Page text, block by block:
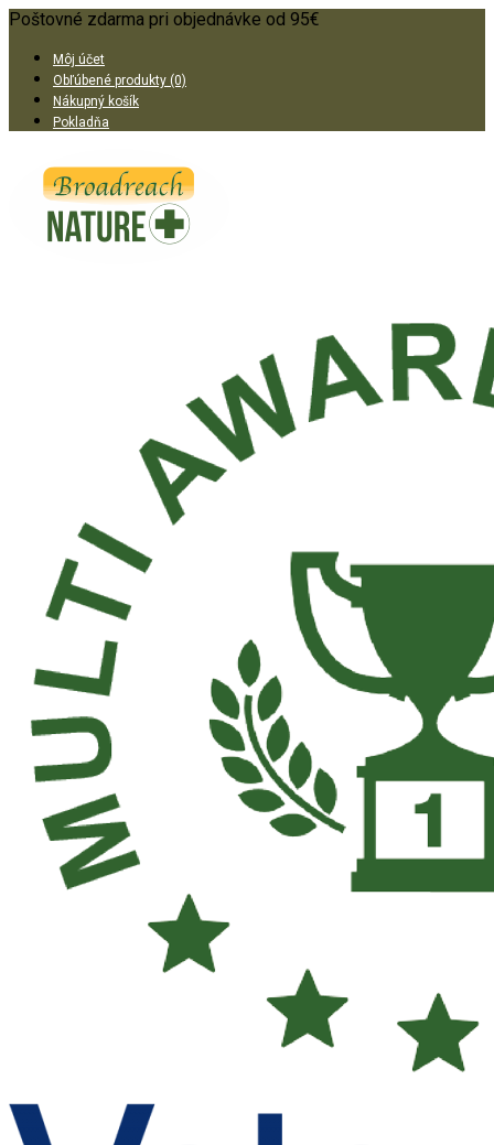
Poštovné zdarma pri objednávke od 95€
Môj účet
Obľúbené produkty (0)
Nákupný košík
Pokladňa